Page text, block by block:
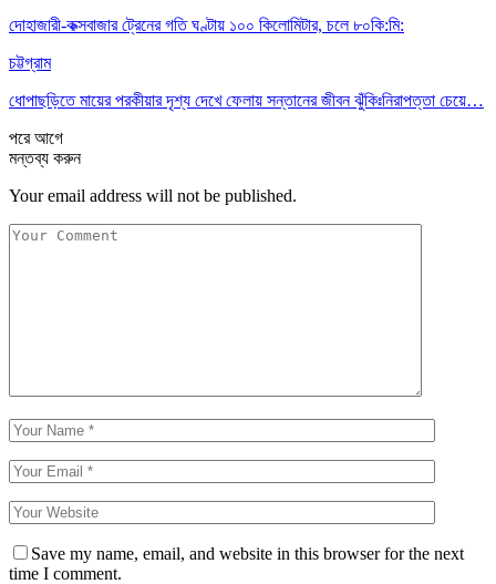
দোহাজারী-কক্সবাজার ট্রেনের গতি ঘণ্টায় ১০০ কিলোমিটার, চলে ৮০কি:মি:
চট্টগ্রাম
ধোপাছড়িতে মায়ের পরকীয়ার দৃশ্য দেখে ফেলায় সন্তানের জীবন ঝুঁকিঃনিরাপত্তা চেয়ে…
পরেআগে
মন্তব্য করুন
Your email address will not be published.
Save my name, email, and website in this browser for the next
time I comment.